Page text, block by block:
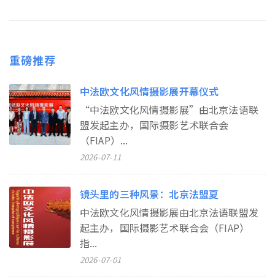
重磅推荐
中法欧文化风情摄影展开幕仪式
“中法欧文化风情摄影展”由北京法语联
盟发起主办，国际摄影艺术联合会
（FIAP）...
2026-07-11
镜头里的三种风景：北京法盟夏
中法欧文化风情摄影展由北京法语联盟发
起主办，国际摄影艺术联合会（FIAP）
指...
2026-07-01